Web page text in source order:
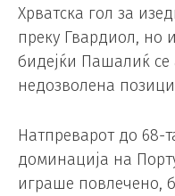
Хрватска гол за
преку Гвардиол, но
бидејќи Пашалиќ
недозволена
Натпреварот до 68-
доминација на
играше повлечено,